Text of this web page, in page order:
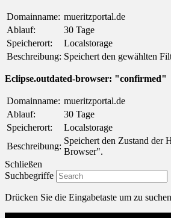
Domainname: mueritzportal.de
Ablauf:
30 Tage
Speicherort:
Localstorage
Beschreibung: Speichert den gewählten
Eclipse.outdated-browser: "confirmed"
Domainname: mueritzportal.de
Ablauf:
30 Tage
Speicherort:
Localstorage
Beschreibung:
Speichert den Zustand der
Browser".
Schließen
Suchbegriffe
Drücken Sie die Eingabetaste um zu suchen